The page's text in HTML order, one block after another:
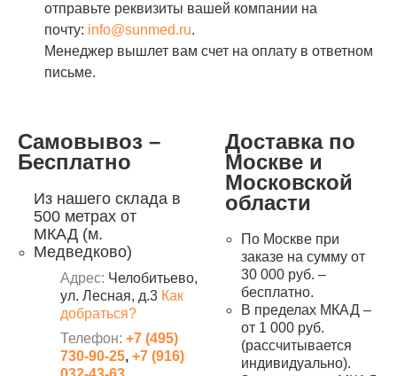
отправьте реквизиты вашей компании на
почту: info@sunmed.ru.
Менеджер вышлет вам счет на оплату в ответном
письме.
Самовывоз –
Бесплатно
Из нашего склада в
500 метрах от
МКАД (м.
Медведково)
Адрес: Челобитьево,
ул. Лесная, д.3 Как
добраться?
Телефон: +7 (495)
730-90-25, +7 (916)
Доставка по
Москве и
Московской
области
По Москве при
заказе на сумму от
30 000 руб. –
бесплатно.
В пределах МКАД –
от 1 000 руб.
(рассчитывается
индивидуально).